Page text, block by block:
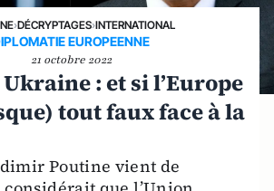
›DÉCRYPTAGES›INTERNATIONAL
EUROPEENNE
21 octobre 2022
: et si l’Europe
tout faux face à la
Poutine vient de